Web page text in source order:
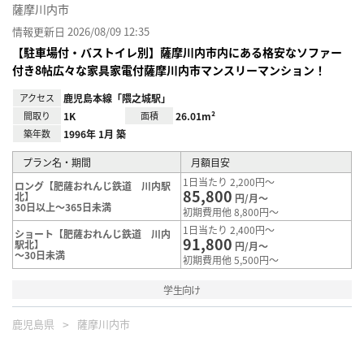
薩摩川内市
情報更新日 2026/08/09 12:35
【駐車場付・バストイレ別】薩摩川内市内にある格安なソファー
付き8帖広々な家具家電付薩摩川内市マンスリーマンション！
アクセス 鹿児島本線「隈之城駅」
間取り 1K 面積 26.01m²
築年数 1996年 1月 築
プラン名・期間
月額目安
ロング【肥薩おれんじ鉄道 川内駅
北】
30日以上～365日未満
1日当たり 2,200円～
85,800 円/月～
初期費用他 8,800円～
ショート【肥薩おれんじ鉄道 川内
駅北】
～30日未満
1日当たり 2,400円～
91,800 円/月～
初期費用他 5,500円～
学生向け
鹿児島県 薩摩川内市